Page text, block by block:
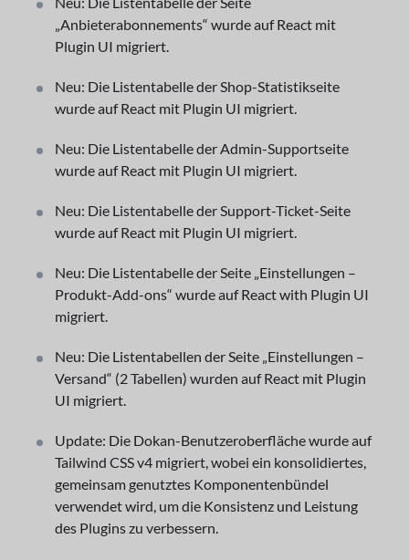
„Anbieterabonnements“ wurde auf React mit
Plugin UI migriert.
Neu: Die Listentabelle der Shop-Statistikseite
wurde auf React mit Plugin UI migriert.
Neu: Die Listentabelle der Admin-Supportseite
wurde auf React mit Plugin UI migriert.
Neu: Die Listentabelle der Support-Ticket-Seite
wurde auf React mit Plugin UI migriert.
Neu: Die Listentabelle der Seite „Einstellungen –
Produkt-Add-ons“ wurde auf React with Plugin UI
migriert.
Neu: Die Listentabellen der Seite „Einstellungen –
Versand“ (2 Tabellen) wurden auf React mit Plugin
UI migriert.
Update: Die Dokan-Benutzeroberfläche wurde auf
Tailwind CSS v4 migriert, wobei ein konsolidiertes,
gemeinsam genutztes Komponentenbündel
verwendet wird, um die Konsistenz und Leistung
des Plugins zu verbessern.